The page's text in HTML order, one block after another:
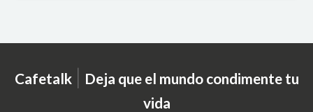
Cafetalk | Deja que el mundo condimente tu
vida